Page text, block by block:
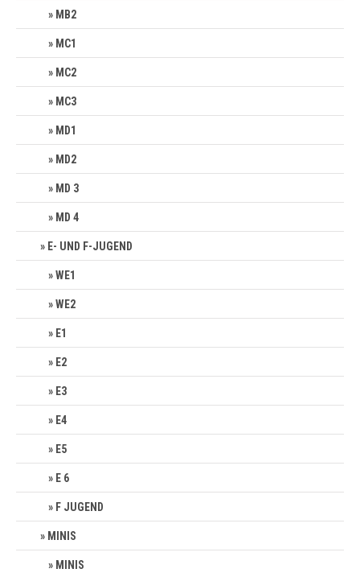
MB2
MC1
MC2
MC3
MD1
MD2
MD 3
MD 4
E- UND F-JUGEND
WE1
WE2
E1
E2
E3
E4
E5
E 6
F JUGEND
MINIS
MINIS